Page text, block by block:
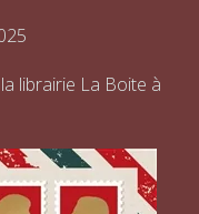
librairie La Boite à